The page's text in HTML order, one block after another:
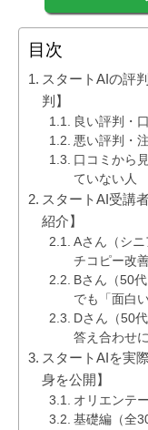
目次
スタートAIの評
判】
良い評判・
悪い評判・
口コミから
ていない人
スタートAI受講
紹介】
Aさん（シ
チコピー改
Bさん（50
でも「面白い
Dさん（50
答え合わせ
スタートAIを実
身を公開】
オリエンテ
基礎編（全